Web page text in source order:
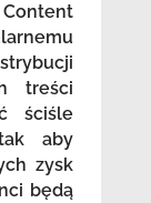
treści
ściśle
aby
zysk
będą